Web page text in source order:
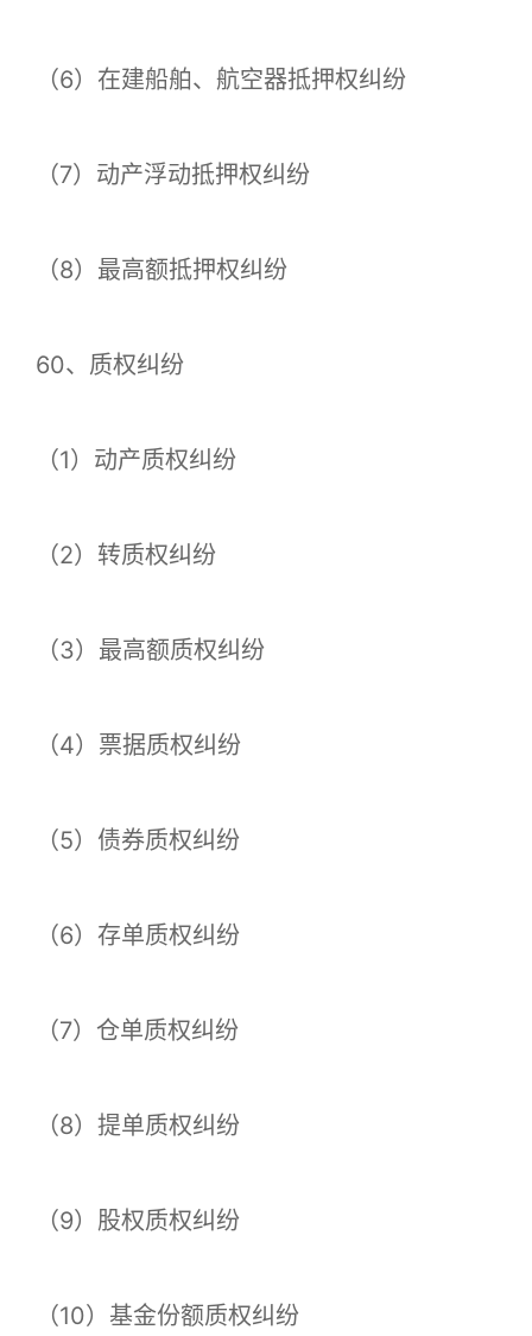
（6）在建船舶、航空器抵押权纠纷
（7）动产浮动抵押权纠纷
（8）最高额抵押权纠纷
60、质权纠纷
（1）动产质权纠纷
（2）转质权纠纷
（3）最高额质权纠纷
（4）票据质权纠纷
（5）债券质权纠纷
（6）存单质权纠纷
（7）仓单质权纠纷
（8）提单质权纠纷
（9）股权质权纠纷
（10）基金份额质权纠纷